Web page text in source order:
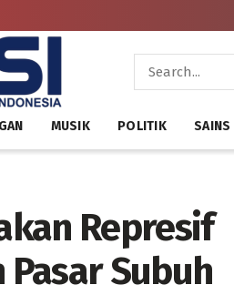
MUSIK POLITIK SAINS
Represif
Subuh